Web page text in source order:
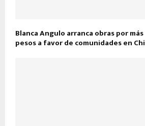
Blanca Angulo arranca obras por
pesos a favor de comunidades en